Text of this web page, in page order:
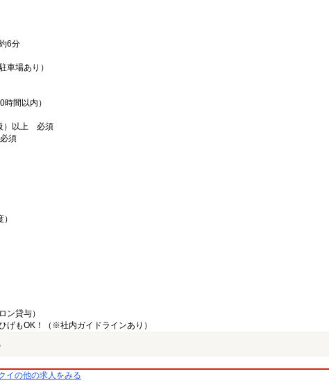
6分
車場あり）
間以内）
）以上 必須
須
ン貸与）
もOK！（※社内ガイドラインあり）
イの他の求人をみる